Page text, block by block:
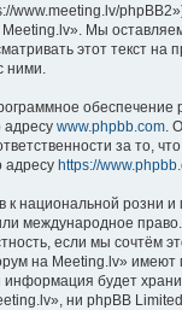
Мы
этот текст на
ними.
обеспечение
адресу www.phpbb.com.
за то,
адресу https://
национальной розни
международное
если мы сочтём
на Meeting.lv» имеют
будет
ни phpBB